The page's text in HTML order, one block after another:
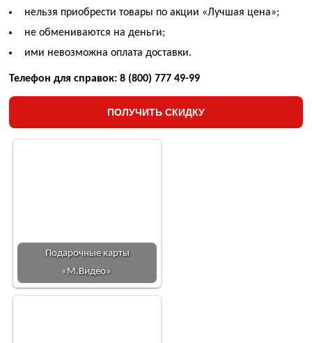
нельзя приобрести товары по акции «Лучшая цена»;
не обмениваются на деньги;
ими невозможна оплата доставки.
Телефон для справок: 8 (800) 777 49-99
ПОЛУЧИТЬ СКИДКУ
Подарочные карты
«М.Видео»